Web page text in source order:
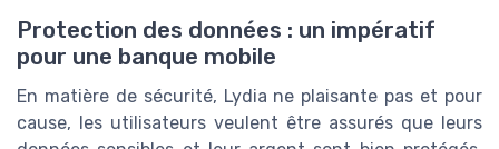
Protection des données : un impératif
pour une banque mobile
En matière de sécurité, Lydia ne plaisante pas et pour
cause, les utilisateurs veulent être assurés que leurs